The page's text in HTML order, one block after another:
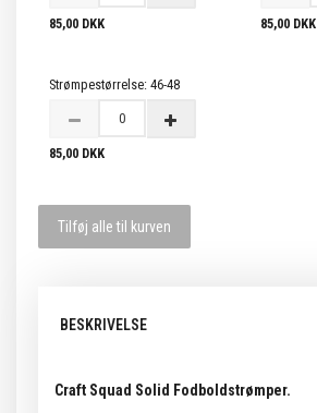
85,00 DKK 85,00 DKK
Strømpestørrelse: 46-48
85,00 DKK
Tilføj alle til kurven
BESKRIVELSE
Craft Squad Solid Fodboldstrømper.